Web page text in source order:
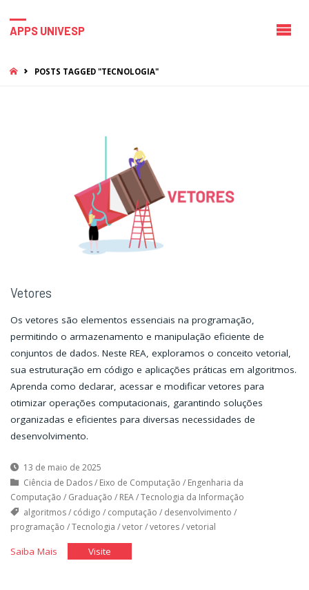
APPS UNIVESP
HOMEPOSTS TAGGED "TECNOLOGIA"
Vetores
Os vetores são elementos essenciais na programação,
permitindo o armazenamento e manipulação eficiente de
conjuntos de dados. Neste REA, exploramos o conceito vetorial,
sua estruturação em código e aplicações práticas em algoritmos.
Aprenda como declarar, acessar e modificar vetores para
otimizar operações computacionais, garantindo soluções
organizadas e eficientes para diversas necessidades de
desenvolvimento.
13 de maio de 2025
Ciência de Dados/ Eixo de Computação / Engenharia da
Computação / Graduação / REA/Tecnologia da Informação
algoritmos/ código / computação / desenvolvimento /
programação /Tecnologia /vetor/vetores/vetorial
Saiba Mais"Vetores"Visite"Vetores"